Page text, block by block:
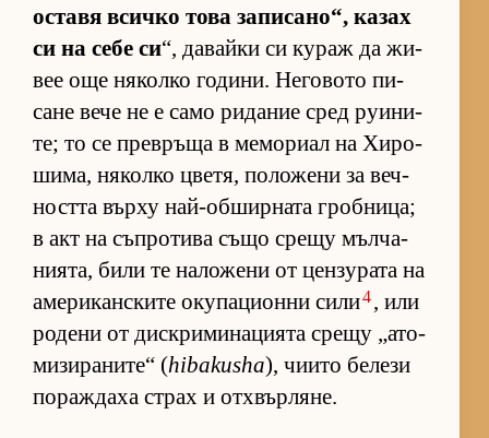
ос­тавя всичко това за­пи­са­но“, ка­зах
си на себе си“, да­вайки си ку­раж да жи­
вее още ня­колко го­ди­ни. Не­го­вото пи­
сане вече не е само ри­да­ние сред ру­и­ни­
те; то се прев­ръща в ме­мо­риал на Хи­ро­
ши­ма, ня­колко цве­тя, по­ло­жени за веч­
ността върху най-об­шир­ната гроб­ни­ца;
в акт на съп­ро­тива също срещу мъл­ча­
ни­я­та, били те на­ло­жени от цен­зу­рата на
аме­ри­кан­с­ките оку­па­ци­онни сили4, или
ро­дени от дис­к­ри­ми­на­ци­ята срещу „а­то­
ми­зи­ра­ни­те“ (hibakusha), чи­ито бе­лези
по­раж­даха страх и от­х­вър­ля­не.